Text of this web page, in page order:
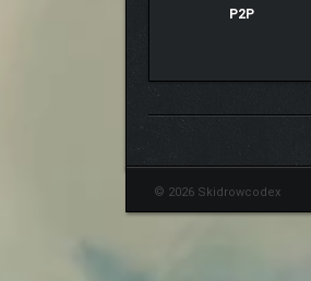
P2P
© 2026 Skidrowcodex